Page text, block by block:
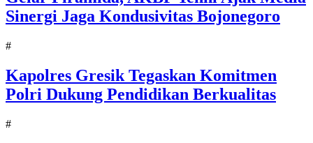
Sinergi Jaga Kondusivitas Bojonegoro
#
Kapolres Gresik Tegaskan Komitmen
Polri Dukung Pendidikan Berkualitas
#